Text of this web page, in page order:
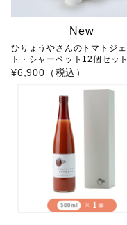
New
ひりょうやさんのトマトジ
ト・シャーベット12個セット
¥6,900（税込）